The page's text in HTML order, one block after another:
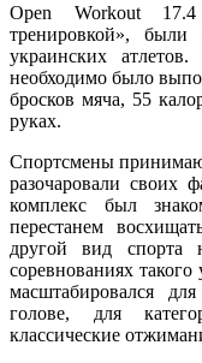
Open Workout 17.4
тренировкой», были
украинских
необходимо было
бросков мяча, 55
руках.
Спортсмены
разочаровали своих
комплекс был
перестанем
другой вид спорта
соревнованиях
масштабировался
голове, для
классические